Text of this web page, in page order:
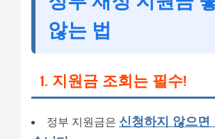
않는 법
1. 지원금 조회는 필수!
정부 지원금은 신청하지 않으면